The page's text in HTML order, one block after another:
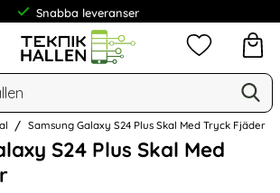
Snabba leveranser
Mina
Samsung Galaxy S24 Plus Skal Med Tryck Fjäder
S24 Plus Skal Med